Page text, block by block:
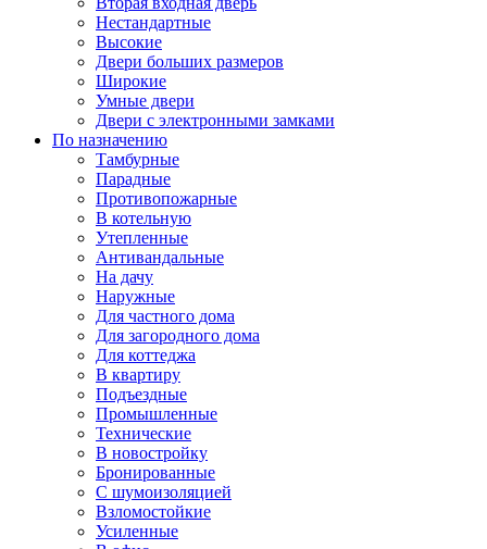
Нестандартные
Высокие
Двери больших размеров
Широкие
Умные двери
Двери с электронными замками
По назначению
Тамбурные
Парадные
Противопожарные
В котельную
Утепленные
Антивандальные
На дачу
Наружные
Для частного дома
Для загородного дома
Для коттеджа
В квартиру
Подъездные
Промышленные
Технические
В новостройку
Бронированные
С шумоизоляцией
Взломостойкие
Усиленные